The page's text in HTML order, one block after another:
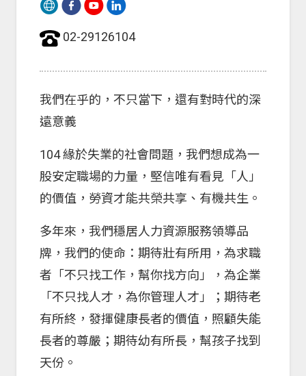
02-29126104
我們在乎的，不只當下，還有對時代的深
遠意義
104 緣於失業的社會問題，我們想成為一
股安定職場的力量，堅信唯有看見「人」
的價值，勞資才能共榮共享、有機共生。
多年來，我們穩居人力資源服務領導品
牌，我們的使命：期待壯有所用，為求職
者「不只找工作，幫你找方向」，為企業
「不只找人才，為你管理人才」；期待老
有所終，發揮健康長者的價值，照顧失能
長者的尊嚴；期待幼有所長，幫孩子找到
天份。